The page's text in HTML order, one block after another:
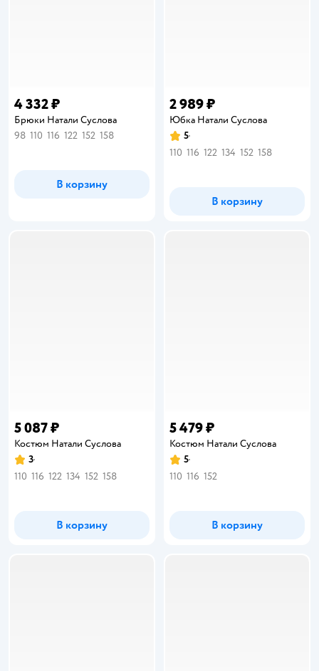
4 332 ₽
Брюки Натали Суслова
98 110 116 122 152 158
В корзину
2 989 ₽
Юбка Натали Суслова
Рейтинг:
5
110 116 122 134 152 158
В корзину
5 087 ₽
Костюм Натали Суслова
Рейтинг:
3
110 116 122 134 152 158
В корзину
5 479 ₽
Костюм Натали Суслова
Рейтинг:
5
110 116 152
В корзину